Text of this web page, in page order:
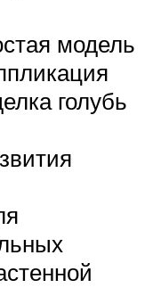
модель
голубь